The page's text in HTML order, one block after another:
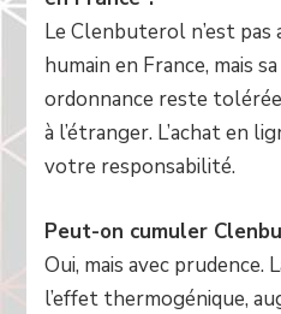
Le Clenbuterol n’est
humain en France, mais
ordonnance reste
à l’étranger. L’achat en
votre responsabilité.
Peut-on cumuler
Oui, mais avec prudence.
l’effet thermogénique,